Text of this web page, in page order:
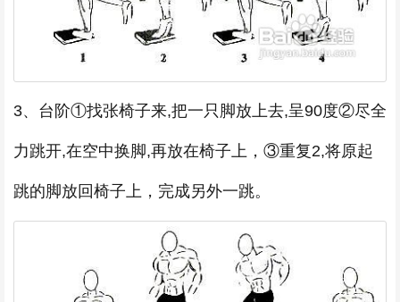
3、台阶①找张椅子来,把一只脚放上去,呈90度②尽全
力跳开,在空中换脚,再放在椅子上，③重复2,将原起
跳的脚放回椅子上，完成另外一跳。